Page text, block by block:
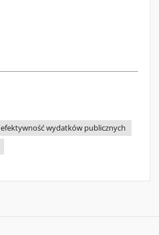
efektywność wydatków publicznych